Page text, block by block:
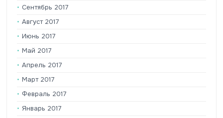
Сентябрь 2017
Август 2017
Июнь 2017
Май 2017
Апрель 2017
Март 2017
Февраль 2017
Январь 2017